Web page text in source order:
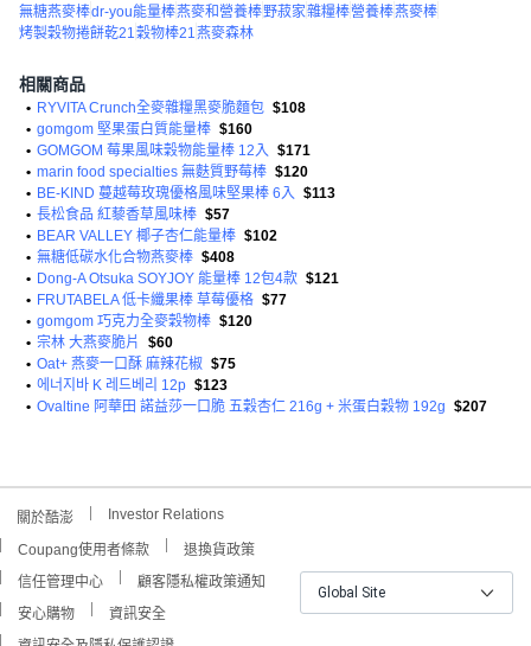
無糖燕麥棒dr-you能量棒燕麥和營養棒野菽家雜糧棒營養棒燕麥棒
烤製穀物捲餅乾21穀物棒21燕麥森林
相關商品
• RYVITA Crunch全麥雜糧黑麥脆麵包 $108
• gomgom 堅果蛋白質能量棒 $160
• GOMGOM 莓果風味穀物能量棒 12入 $171
• marin food specialties 無麩質野莓棒 $120
• BE-KIND 蔓越莓玫瑰優格風味堅果棒 6入 $113
• 長松食品 紅藜香草風味棒 $57
• BEAR VALLEY 椰子杏仁能量棒 $102
• 無糖低碳水化合物燕麥棒 $408
• Dong-A Otsuka SOYJOY 能量棒 12包4款 $121
• FRUTABELA 低卡纖果棒 草莓優格 $77
• gomgom 巧克力全麥穀物棒 $120
• 宗林 大燕麥脆片
$60
• Oat+ 燕麥一口酥 麻辣花椒 $75
• 에너지바 K 레드베리 12p $123
• Ovaltine 阿華田 諾益莎一口脆 五穀杏仁 216g + 米蛋白穀物 192g $207
關於酷澎 Investor Relations
Coupang使用者條款
退換貨政策
信任管理中心
顧客隱私權政策通知
安心購物
資訊安全
Global Site